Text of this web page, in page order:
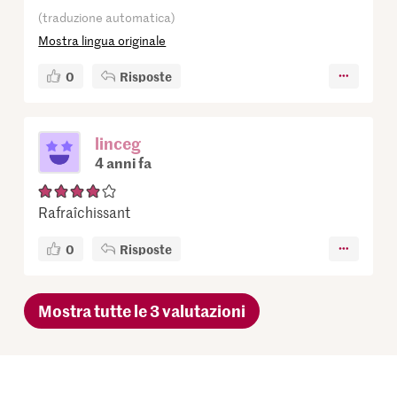
(traduzione automatica)
Mostra lingua originale
0 Risposte
linceg
4 anni fa
Rafraîchissant
0 Risposte
Mostra tutte le 3 valutazioni